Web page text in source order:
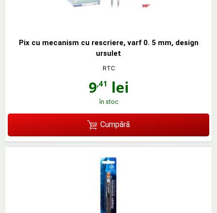
Pix cu mecanism cu rescriere, varf 0. 5 mm, design
ursulet
RTC
9,41 lei
în stoc
Cumpără